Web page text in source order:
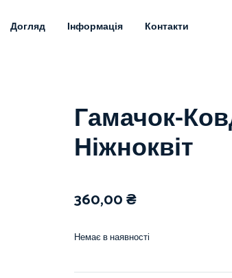
Догляд Інформація Контакти
Гамачок-
Ніжноквіт
360,00₴
Немає в наявності